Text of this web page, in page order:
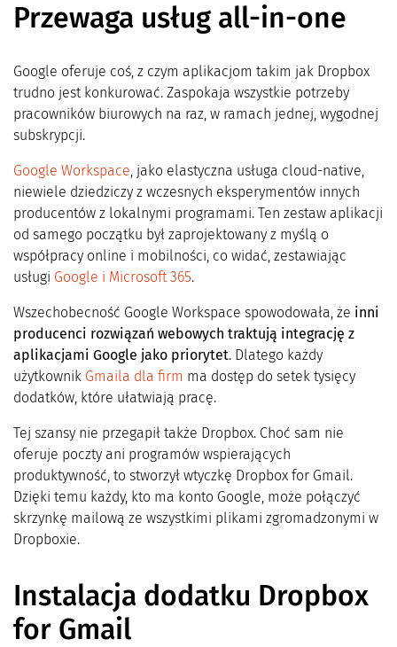
Przewaga usług all-in-one
Google oferuje coś, z czym aplikacjom takim jak Dropbox
trudno jest konkurować. Zaspokaja wszystkie potrzeby
pracowników biurowych na raz, w ramach jednej, wygodnej
subskrypcji.
Google Workspace, jako elastyczna usługa cloud-native,
niewiele dziedziczy z wczesnych eksperymentów innych
producentów z lokalnymi programami. Ten zestaw aplikacji
od samego początku był zaprojektowany z myślą o
współpracy online i mobilności, co widać, zestawiając
usługi Google i Microsoft 365.
Wszechobecność Google Workspace spowodowała, że inni
producenci rozwiązań webowych traktują integrację z
aplikacjami Google jako priorytet. Dlatego każdy
użytkownik Gmaila dla firm ma dostęp do setek tysięcy
dodatków, które ułatwiają pracę.
Tej szansy nie przegapił także Dropbox. Choć sam nie
oferuje poczty ani programów wspierających
produktywność, to stworzył wtyczkę Dropbox for Gmail.
Dzięki temu każdy, kto ma konto Google, może połączyć
skrzynkę mailową ze wszystkimi plikami zgromadzonymi w
Dropboxie.
Instalacja dodatku Dropbox
for Gmail